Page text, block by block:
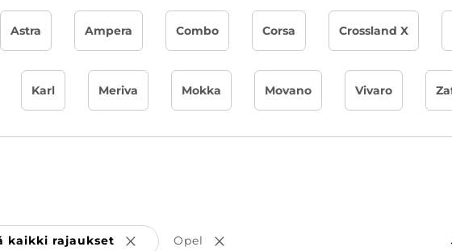
Astra Ampera Combo Corsa Crossland X
Karl Meriva Mokka Movano Vivaro
kaikki rajaukset Poista valinta
Opel Poista valinta